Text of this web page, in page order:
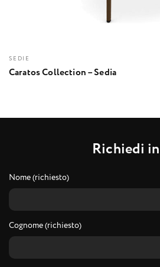
SEDIE
Caratos Collection – Sedia
Richiedi in
Nome (richiesto)
Cognome (richiesto)